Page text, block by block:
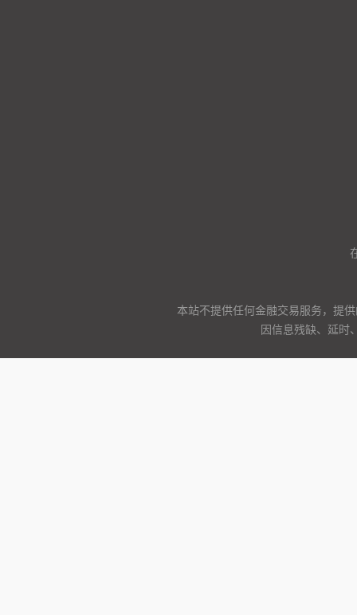
本站不提供任何金融交易服务，提
因信息残缺、延时